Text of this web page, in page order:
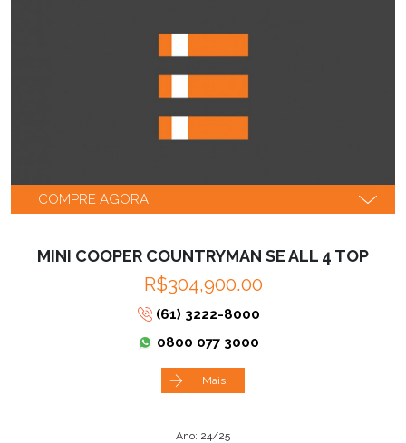
COMPRE AGORA
MINI COOPER COUNTRYMAN SE ALL 4 TOP
R$304,900.00
(61) 3222-8000
0800 077 3000
Mais
Ano: 24/25